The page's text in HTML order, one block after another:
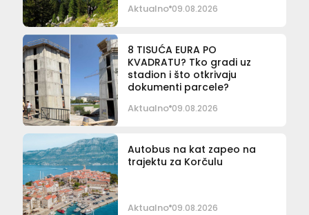
Aktualno 09.08.2026
8 TISUĆA EURA PO
KVADRATU? Tko gradi uz
stadion i što otkrivaju
dokumenti parcele?
Aktualno 09.08.2026
Autobus na kat zapeo na
trajektu za Korčulu
Aktualno 09.08.2026